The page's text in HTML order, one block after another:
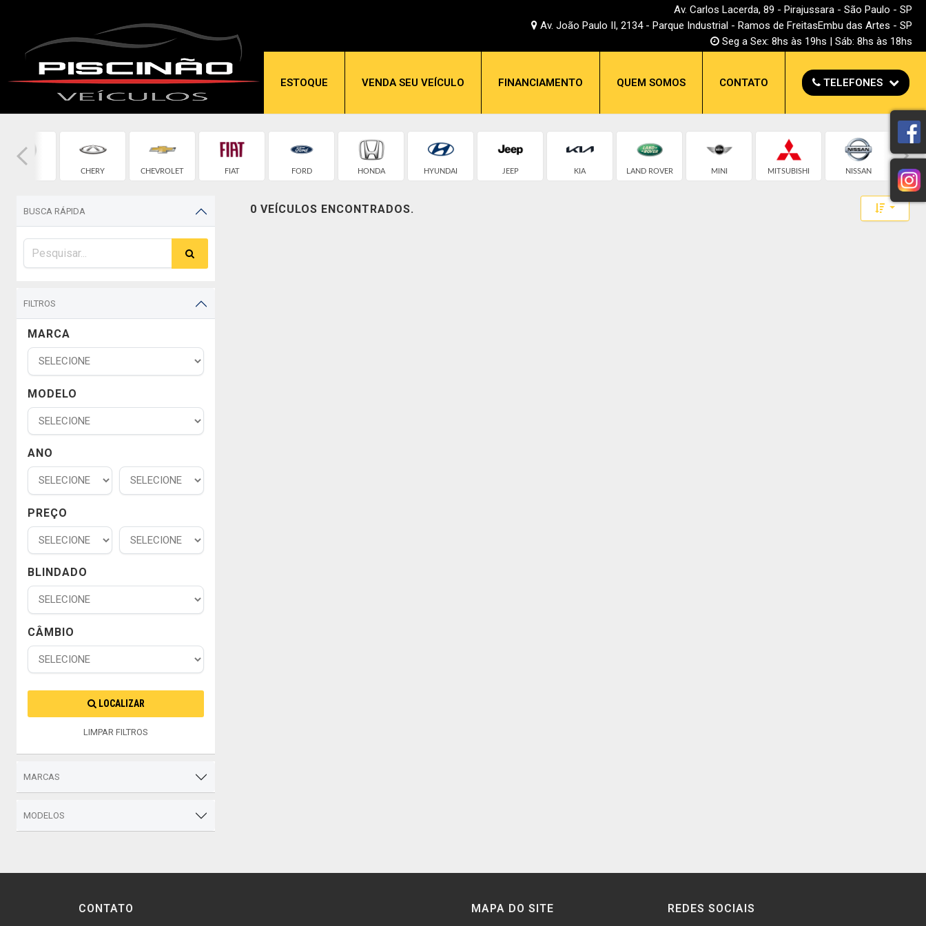
Av. Carlos Lacerda, 89 - Pirajussara - São Paulo - SP
Av. João Paulo II, 2134 - Parque Industrial - Ramos de FreitasEmbu das Artes - SP
Seg a Sex: 8hs às 19hs | Sáb: 8hs às 18hs
ESTOQUE VENDA SEU VEÍCULO FINANCIAMENTO QUEM SOMOS CONTATO TELEFONES
CHERY CHEVROLET FIAT FORD HONDA HYUNDAI JEEP KIA LAND ROVER MINI MITSUBISHI NISSAN
BUSCA RÁPIDA
FILTROS
MARCA
MODELO
ANO
PREÇO
BLINDADO
CÂMBIO
LOCALIZAR
LIMPAR FILTROS
MARCAS
MODELOS
0 VEÍCULOS ENCONTRADOS. Toggle
CONTATO MAPA DO SITE REDES SOCIAIS